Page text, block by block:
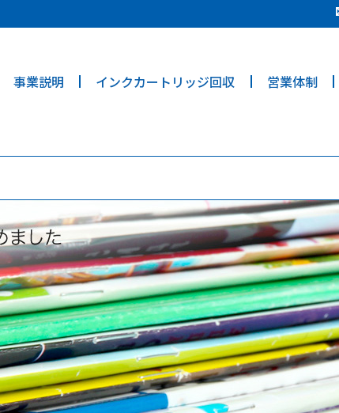
事業説明 インクカートリッジ回収 営業体制
take your privacy very seriously. Please see our privacy